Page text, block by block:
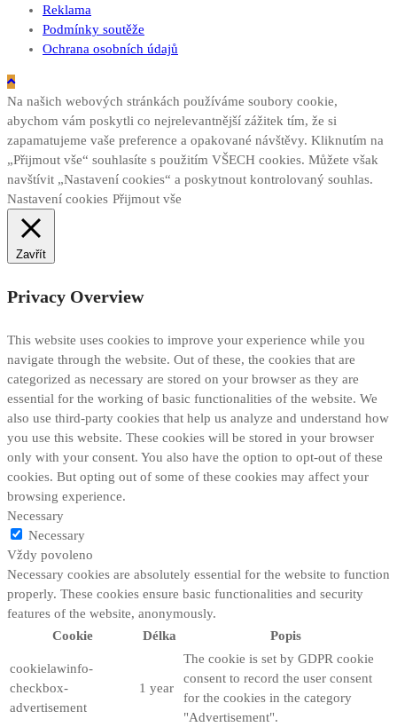
Reklama
Podmínky soutěže
Ochrana osobních údajů
Na našich webových stránkách používáme soubory cookie,
abychom vám poskytli co nejrelevantnější zážitek tím, že si
zapamatujeme vaše preference a opakované návštěvy. Kliknutím na
„Přijmout vše“ souhlasíte s použitím VŠECH cookies. Můžete však
navštívit „Nastavení cookies“ a poskytnout kontrolovaný souhlas.
Nastavení cookies Přijmout vše
Zavřít
Privacy Overview
This website uses cookies to improve your experience while you
navigate through the website. Out of these, the cookies that are
categorized as necessary are stored on your browser as they are
essential for the working of basic functionalities of the website. We
also use third-party cookies that help us analyze and understand how
you use this website. These cookies will be stored in your browser
only with your consent. You also have the option to opt-out of these
cookies. But opting out of some of these cookies may affect your
browsing experience.
Necessary
Necessary
Vždy povoleno
Necessary cookies are absolutely essential for the website to function
properly. These cookies ensure basic functionalities and security
features of the website, anonymously.
Cookie
Délka Popis
cookielawinfo-
checkbox-
advertisement
1 year
The cookie is set by GDPR cookie
consent to record the user consent
for the cookies in the category
"Advertisement".